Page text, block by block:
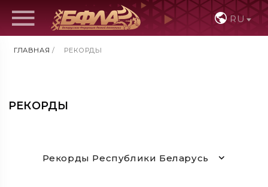
RU
ГЛАВНАЯ / РЕКОРДЫ
РЕКОРДЫ
Рекорды Республики Беларусь